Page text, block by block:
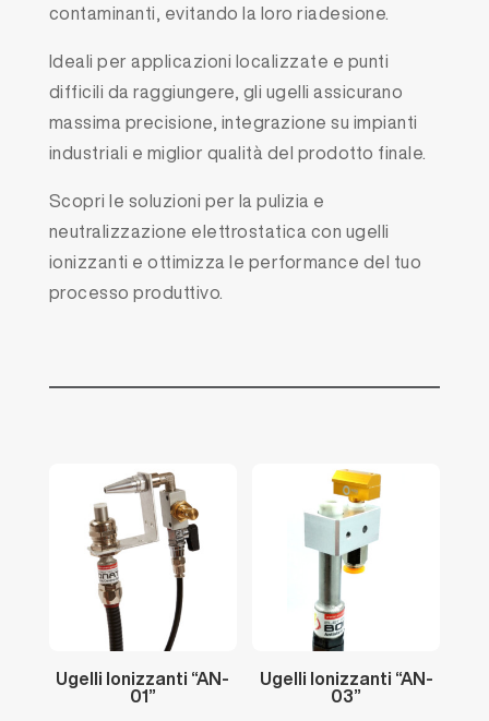
contaminanti, evitando la loro riadesione.
Ideali per applicazioni localizzate e punti
difficili da raggiungere, gli ugelli assicurano
massima precisione, integrazione su impianti
industriali e miglior qualità del prodotto finale.
Scopri le soluzioni per la pulizia e
neutralizzazione elettrostatica con ugelli
ionizzanti e ottimizza le performance del tuo
processo produttivo.
Ugelli Ionizzanti “AN-
01”
Ugelli Ionizzanti “AN-
03”